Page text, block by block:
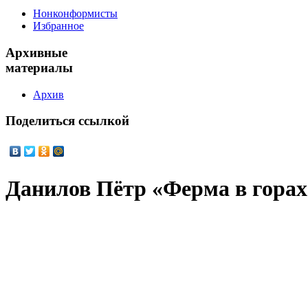
Нонконформисты
Избранное
Архивные
материалы
Архив
Поделиться ссылкой
Данилов Пётр «Ферма в